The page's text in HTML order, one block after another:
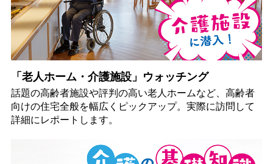
「老人ホーム・介護施設」ウォッチング
話題の高齢者施設や評判の高い老人ホームなど、高齢者
向けの住宅全般を幅広くピックアップ。実際に訪問して
詳細にレポートします。